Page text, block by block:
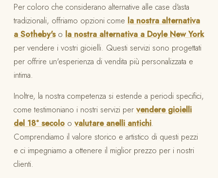
Per coloro che considerano alternative alle case d'asta
tradizionali, offriamo opzioni come la nostra alternativa
a Sotheby'so la nostra alternativa a Doyle New York
per vendere i vostri gioielli. Questi servizi sono progettati
per offrire un'esperienza di vendita più personalizzata e
intima.
Inoltre, la nostra competenza si estende a periodi specifici,
come testimoniano i nostri servizi per vendere gioielli
del 18° secolo o valutare anelli antichi.
Comprendiamo il valore storico e artistico di questi pezzi
e ci impegniamo a ottenere il miglior prezzo per i nostri
clienti.